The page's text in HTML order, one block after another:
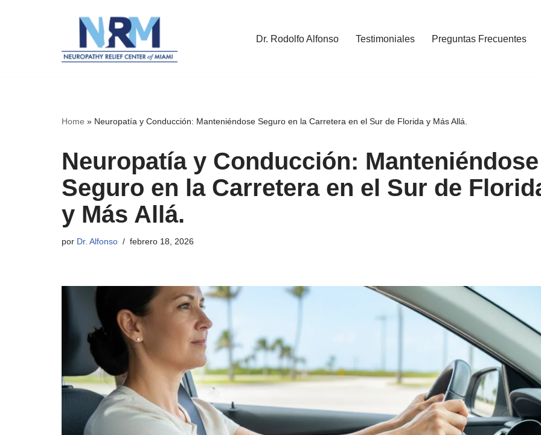
Dr. Rodolfo Alfonso Testimoniales Preguntas Frecuentes
Home » Neuropatía y Conducción: Manteniéndose Seguro en la Carretera en el Sur de Florida y Más Allá.
Neuropatía y Conducción: Manteniéndose
Seguro en la Carretera en el Sur de
y Más Allá.
por Dr. Alfonso febrero 18, 2026